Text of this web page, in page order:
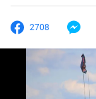
2708